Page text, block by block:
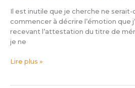
Il est inutile que je cherche ne
commencer à décrire l’émotion que
recevant l’attestation du titre de
je ne
Lire plus »